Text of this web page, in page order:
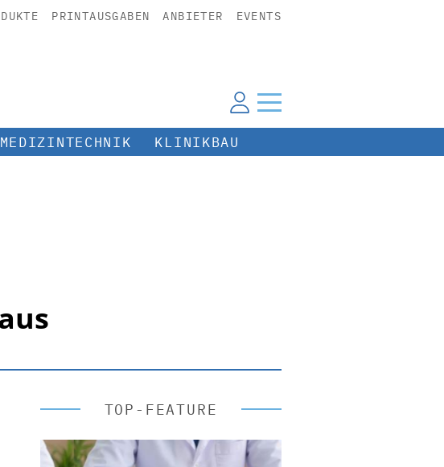
PRINTAUSGABEN ANBIETER EVENTS
MEDIZINTECHNIK KLINIKBAU
TOP-FEATURE